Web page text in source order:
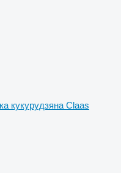
кукурудзяна Claas